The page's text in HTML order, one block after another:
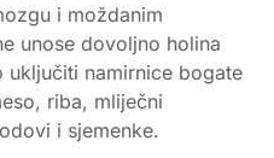
i moždanim
unose dovoljno holina
uključiti namirnice bogate
riba, mliječni
i sjemenke.